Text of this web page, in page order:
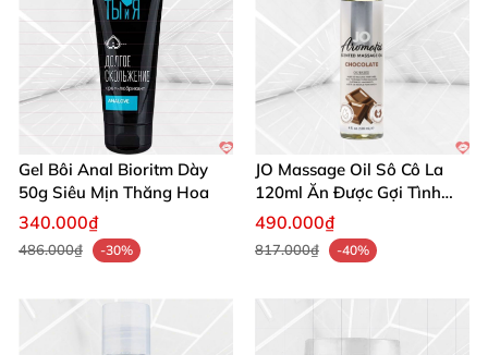
Gel Bôi Anal Bioritm Dày
50g Siêu Mịn Thăng Hoa
340.000₫
486.000₫ -30%
JO Massage Oil Sô Cô La
120ml Ăn Được Gợi Tình
Ngon
490.000₫
817.000₫ -40%